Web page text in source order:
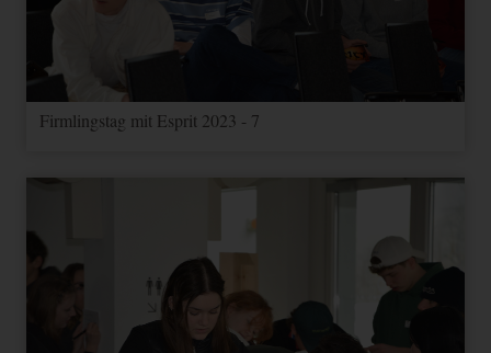
Firmlingstag mit Esprit 2023 - 7